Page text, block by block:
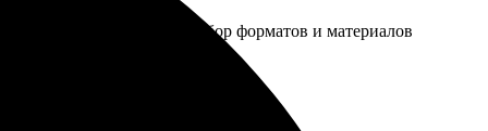
прост и удобен. Выбор форматов и материалов